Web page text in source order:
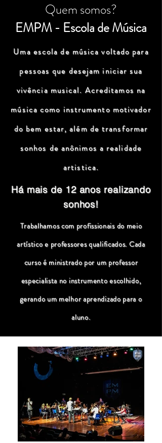
Quem somos?
EMPM - Escola de Música
Uma escola de música voltado para
pessoas que desejam iniciar sua
vivência musical. Acreditamos na
música como instrumento motivador
do bem estar, além de transformar
sonhos de anônimos a realidade
artistica.
Há mais de 12 anos realizando
sonhos!
Trabalhamos com profissionais do meio
artístico e professores qualificados. Cada
curso é ministrado por um professor
especialista no instrumento escolhido,
gerando um melhor aprendizado para o
aluno.